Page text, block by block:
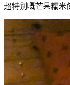
超特別嘅芒果糯米